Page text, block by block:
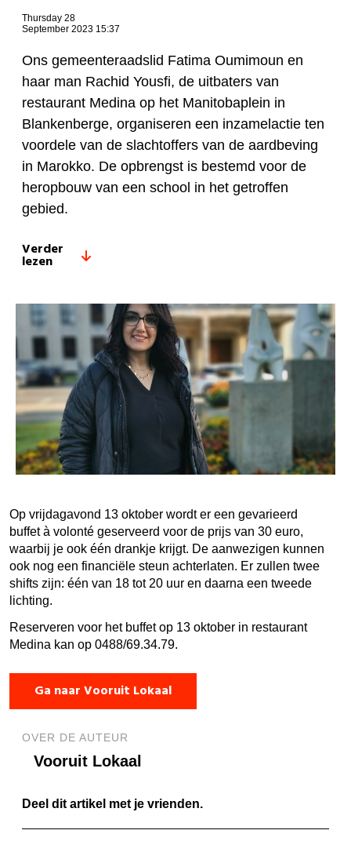
Thursday 28
September 2023 15:37
Ons gemeenteraadslid Fatima Oumimoun en
haar man Rachid Yousfi, de uitbaters van
restaurant Medina op het Manitobaplein in
Blankenberge, organiseren een inzamelactie ten
voordele van de slachtoffers van de aardbeving
in Marokko. De opbrengst is bestemd voor de
heropbouw van een school in het getroffen
gebied.
Verder
lezen
Op vrijdagavond 13 oktober wordt er een gevarieerd
buffet à volonté geserveerd voor de prijs van 30 euro,
waarbij je ook één drankje krijgt. De aanwezigen kunnen
ook nog een financiële steun achterlaten. Er zullen twee
shifts zijn: één van 18 tot 20 uur en daarna een tweede
lichting.
Reserveren voor het buffet op 13 oktober in restaurant
Medina kan op 0488/69.34.79.
Ga naar Vooruit Lokaal
OVER DE AUTEUR
Vooruit Lokaal
Deel dit artikel met je vrienden.